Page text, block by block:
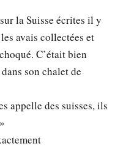
la Suisse écrites il y
avais collectées et
C’était bien
son chalet de
appelle des suisses, ils